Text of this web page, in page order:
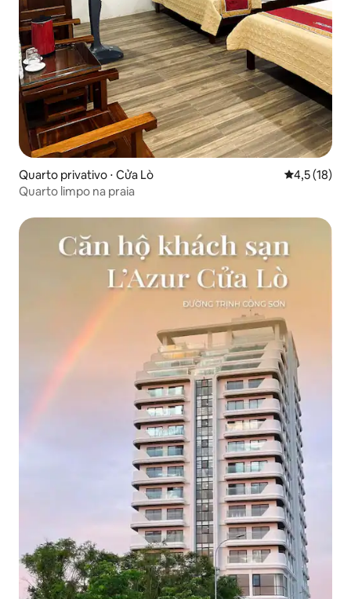
Quarto privativo ⋅ Cửa Lò 4,5 de uma
4,5 (18)
Quarto limpo na praia